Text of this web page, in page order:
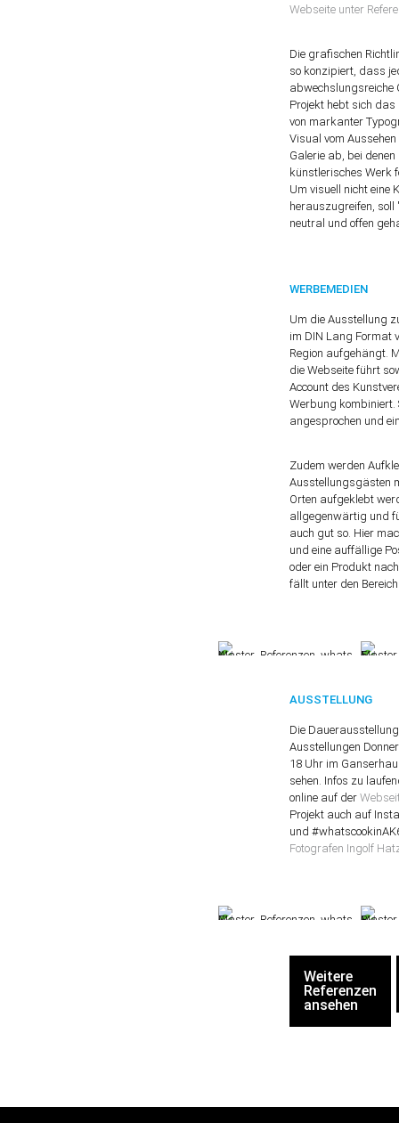
Webseite unter
Die grafischen
so konzipiert, dass
abwechslungsreiche
Projekt hebt sich
von markanter
Visual vom
Galerie ab, bei
künstlerisches Werk
Um visuell nicht eine
herauszugreifen, soll
neutral und offen
WERBEMEDIEN
Um die Ausstellung
im DIN Lang Format
Region aufgehängt.
die Webseite führt
Account des
Werbung kombiniert.
angesprochen und
Zudem werden
Ausstellungsgästen
Orten aufgeklebt
allgegenwärtig und
auch gut so. Hier
und eine auffällige
oder ein Produkt
fällt unter den
AUSSTELLUNG
Die
Ausstellungen
18 Uhr im
sehen. Infos zu
online auf der
Projekt auch auf
und
Fotografen Ingolf
Weitere
Referenzen
ansehen